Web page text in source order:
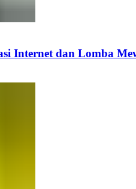
Internet dan Lomba